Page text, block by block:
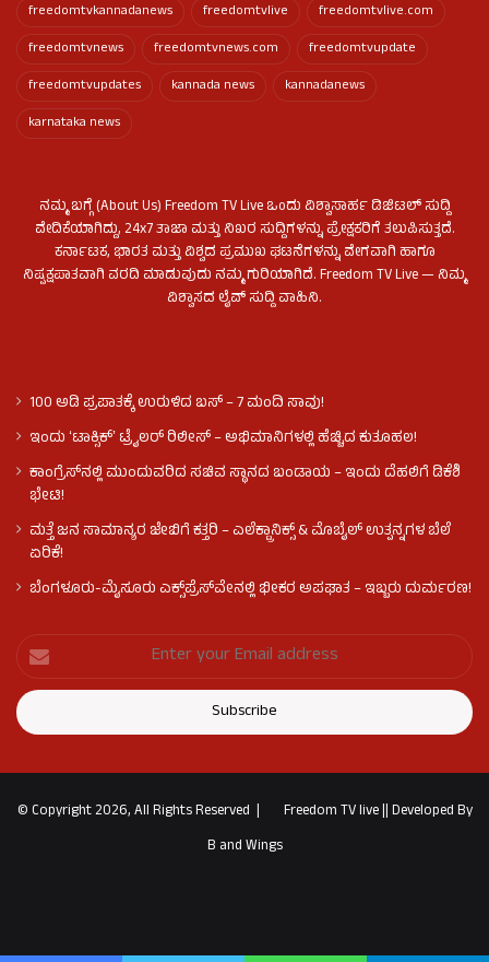
freedomtvkannadanews
freedomtvlive
freedomtvlive.com
freedomtvnews
freedomtvnews.com
freedomtvupdate
freedomtvupdates
kannada news
kannadanews
karnataka news
ನಮ್ಮ ಬಗ್ಗೆ (About Us) Freedom TV Live ಒಂದು ವಿಶ್ವಾಸಾರ್ಹ ಡಿಜಿಟಲ್ ಸುದ್ದಿ
ವೇದಿಕೆಯಾಗಿದ್ದು, 24x7 ತಾಜಾ ಮತ್ತು ನಿಖರ ಸುದ್ದಿಗಳನ್ನು ಪ್ರೇಕ್ಷಕರಿಗೆ ತಲುಪಿಸುತ್ತದೆ.
ಕರ್ನಾಟಕ, ಭಾರತ ಮತ್ತು ವಿಶ್ವದ ಪ್ರಮುಖ ಘಟನೆಗಳನ್ನು ವೇಗವಾಗಿ ಹಾಗೂ
ನಿಷ್ಪಕ್ಷಪಾತವಾಗಿ ವರದಿ ಮಾಡುವುದು ನಮ್ಮ ಗುರಿಯಾಗಿದೆ. Freedom TV Live — ನಿಮ್ಮ
ವಿಶ್ವಾಸದ ಲೈವ್ ಸುದ್ದಿ ವಾಹಿನಿ.
100 ಅಡಿ ಪ್ರಪಾತಕ್ಕೆ ಉರುಳಿದ ಬಸ್‌ – 7 ಮಂದಿ ಸಾವು!
ಇಂದು ʻಟಾಕ್ಸಿಕ್ʼ ಟ್ರೈಲರ್ ರಿಲೀಸ್‌ – ಅಭಿಮಾನಿಗಳಲ್ಲಿ ಹೆಚ್ಚಿದ ಕುತೂಹಲ!
ಕಾಂಗ್ರೆಸ್​ನಲ್ಲಿ ಮುಂದುವರಿದ ಸಚಿವ ಸ್ಥಾನದ ಬಂಡಾಯ – ಇಂದು ದೆಹಲಿಗೆ ಡಿಕೆಶಿ
ಭೇಟಿ!
ಮತ್ತೆ ಜನ ಸಾಮಾನ್ಯರ ಜೇಬಿಗೆ ಕತ್ತರಿ – ಎಲೆಕ್ಟ್ರಾನಿಕ್ಸ್ & ಮೊಬೈಲ್ ಉತ್ಪನ್ನಗಳ ಬೆಲೆ
ಏರಿಕೆ!
ಬೆಂಗಳೂರು-ಮೈಸೂರು ಎಕ್ಸ್‌ಪ್ರೆಸ್‌ವೇನಲ್ಲಿ ಭೀಕರ ಅಪಘಾತ – ಇಬ್ಬರು ದುರ್ಮರಣ!
© Copyright 2026, All Rights Reserved | Freedom TV live||Developed By
B and Wings